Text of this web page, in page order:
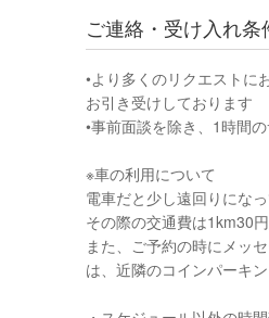
ご連絡・受け入れ条
•より多くのリクエストに
お引き受けしております
•事前面談を除き、1時間
※車の利用について
電車だと少し遠回りにな
その際の交通費は1km30
また、ご予約の時にメッ
は、近隣のコインパーキ